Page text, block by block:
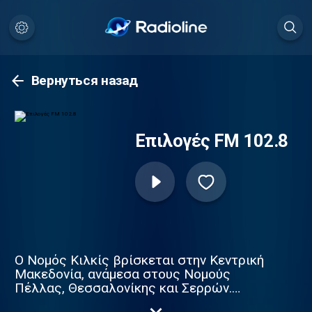
Вернуться назад
Επιλογές FM 102.8
Ο Νομός Κιλκίς βρίσκεται στην Κεντρική
Μακεδονία, ανάμεσα στους Νομούς
Πέλλας, Θεσσαλονίκης και Σερρών.